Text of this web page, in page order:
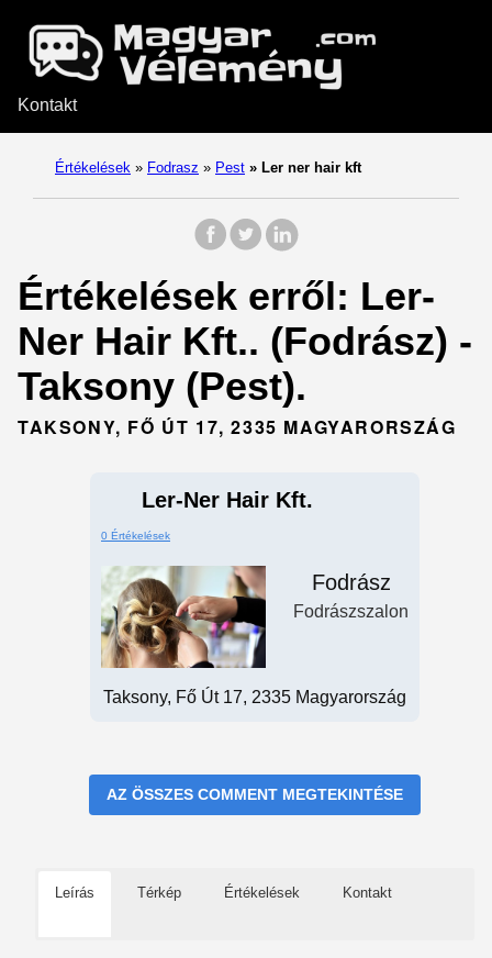
Kontakt
Értékelések » Fodrasz » Pest » Ler ner hair kft
Értékelések erről: Ler-
Ner Hair Kft.. (Fodrász) -
Taksony (Pest).
TAKSONY, FŐ ÚT 17, 2335 MAGYARORSZÁG
Ler-Ner Hair Kft.
0 Értékelések
Fodrász
Fodrászszalon
Taksony, Fő Út 17, 2335 Magyarország
AZ ÖSSZES COMMENT MEGTEKINTÉSE
Leírás Térkép Értékelések Kontakt